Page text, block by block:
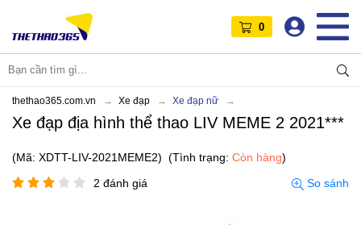
0
thethao365.com.vn Xe đạp Xe đạp nữ
Xe đạp địa hình thể thao LIV MEME 2 2021***
(Mã: XDTT-LIV-2021MEME2) (Tình trạng: Còn hàng)
2 đánh giá
So sánh